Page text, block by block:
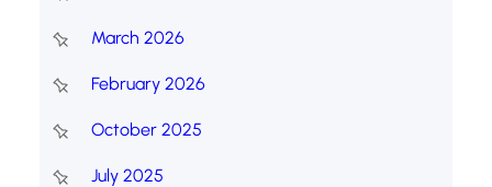
March 2026
February 2026
October 2025
July 2025